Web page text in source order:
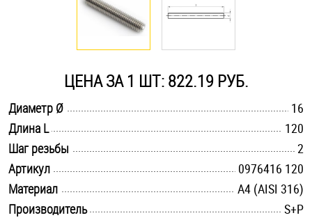
Стопорные кольца
Такелаж
Хомуты
ЦЕНА ЗА 1 ШТ: 822.19 РУБ.
Диаметр Ø
16
Длина L
120
Шаг резьбы
2
Артикул
0976416 120
Материал
A4 (AISI 316)
Производитель
S+P